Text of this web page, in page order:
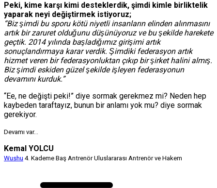
Peki, kime karşı kimi desteklerdik, şimdi kimle birliktelik
yaparak neyi değiştirmek istiyoruz;
“Biz şimdi bu sporu kötü niyetli insanların elinden alınmasını
artık bir zaruret olduğunu düşünüyoruz ve bu şekilde harekete
geçtik. 2014 yılında başladığımız girişimi artık
sonuçlandırmaya karar verdik. Şimdiki federasyon artık
hizmet veren bir federasyonluktan çıkıp bir şirket halini almış.
Biz şimdi eskiden güzel şekilde işleyen federasyonun
devamını kurduk.”
“Ee, ne değişti peki!” diye sormak gerekmez mi? Neden hep
kaybeden taraftayız, bunun bir anlamı yok mu? diye sormak
gerekiyor.
Devamı var…
Kemal YOLCU
Wushu 4. Kademe Baş Antrenör Uluslararası Antrenör ve Hakem